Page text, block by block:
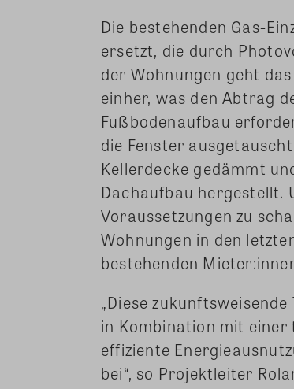
Die bestehenden Gas-
ersetzt, die durch
der Wohnungen geht
einher, was den Abtrag
Fußbodenaufbau
die Fenster
Kellerdecke gedämmt
Dachaufbau hergestellt.
Voraussetzungen zu
Wohnungen in den
bestehenden
„Diese
in Kombination mit
effiziente
bei“, so Projektleiter